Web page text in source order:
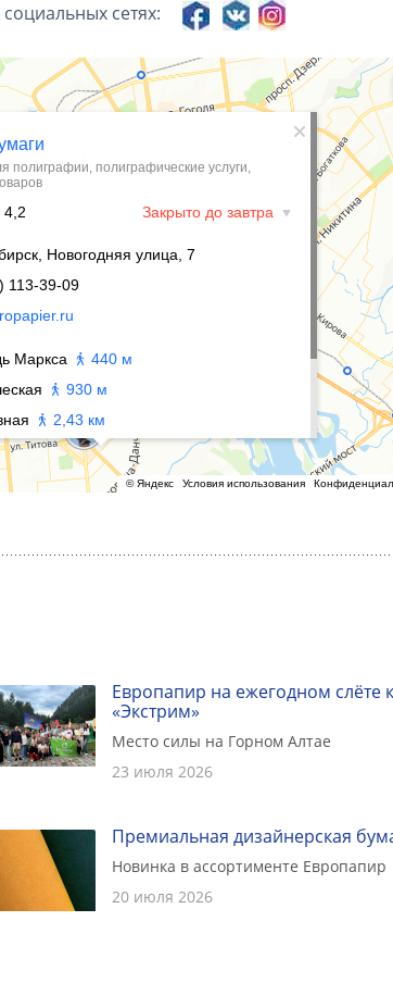
социальных сетях:
Европапир на ежегодном слёте
«Экстрим»
Место силы на Горном Алтае
23 июля 2026
Премиальная дизайнерская
Новинка в ассортименте Европапир
20 июля 2026